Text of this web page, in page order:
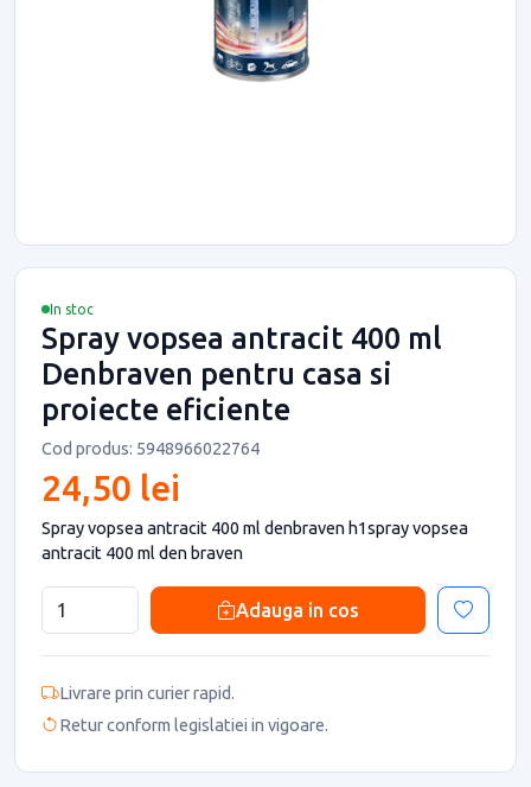
In stoc
Spray vopsea antracit 400 ml
Denbraven pentru casa si
proiecte eficiente
Cod produs: 5948966022764
24,50 lei
Spray vopsea antracit 400 ml denbraven h1spray vopsea
antracit 400 ml den braven
Adauga in cos
Livrare prin curier rapid.
Retur conform legislatiei in vigoare.